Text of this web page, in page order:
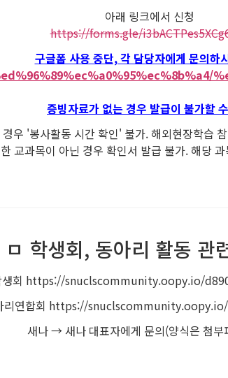
아래 링크에서 신청
https://forms.gle/
구글폼 사용 중단, 각 담당자에게 문의하
증빙자료가 없는 경우 발급이 불가할
우 '봉사활동 시간 확인' 불가. 해외현장학습
교과목이 아닌 경우 확인서 발급 불가. 해당
ㅁ 학생회, 동아리 활동 관
생회 https://snuclscommunity.oopy.io/
리연합회 https://
새나 → 새나 대표자에게 문의(양식은 첨부